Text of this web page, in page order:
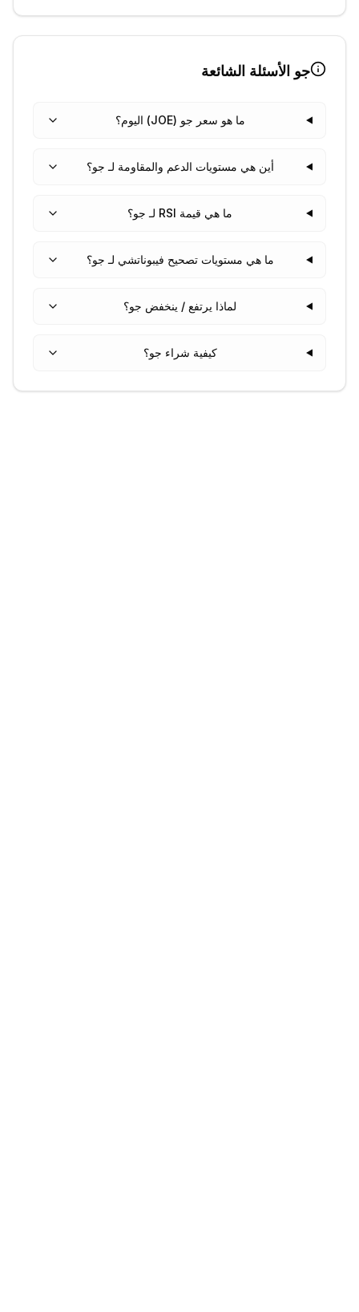
جو الأسئلة الشائعة
ما هو سعر جو (JOE) اليوم؟
أين هي مستويات الدعم والمقاومة لـ جو؟
ما هي قيمة RSI لـ جو؟
ما هي مستويات تصحيح فيبوناتشي لـ جو؟
لماذا يرتفع / ينخفض جو؟
كيفية شراء جو؟